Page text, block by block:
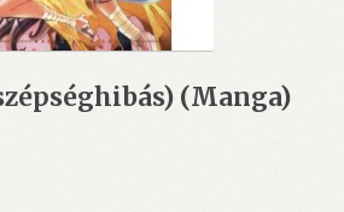
(Manga)